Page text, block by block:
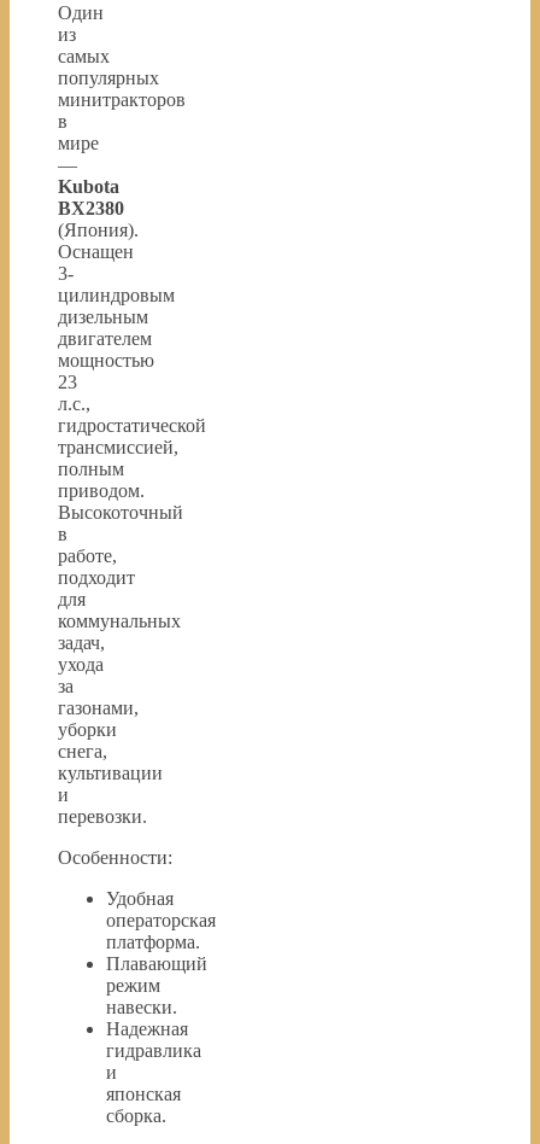
Один
из
самых
популярных
минитракторов
в
мире
—
Kubota
BX2380
(Япония).
Оснащен
3-
цилиндровым
дизельным
двигателем
мощностью
23
л.с.,
гидростатической
трансмиссией,
полным
приводом.
Высокоточный
в
работе,
подходит
для
коммунальных
задач,
ухода
за
газонами,
уборки
снега,
культивации
и
перевозки.
Особенности:
Удобная
операторская
платформа.
Плавающий
режим
навески.
Надежная
гидравлика
и
японская
сборка.